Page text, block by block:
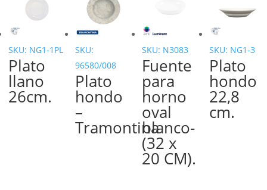
SKU: NG1-1PL
Plato
llano
26cm.
SKU:
96580/008
Plato
hondo
–
Tramontina
SKU: N3083
Fuente
para
horno
oval
blanco-
(32 x
20 CM).
SKU: NG1-3
Plato
hondo
22,8
cm.